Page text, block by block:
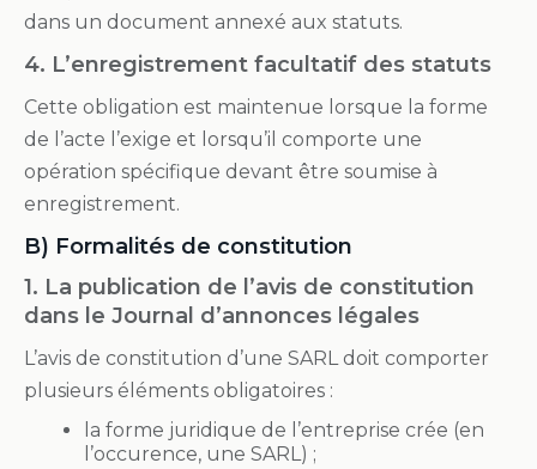
dans un document annexé aux statuts.
4. L’enregistrement facultatif des statuts
Cette obligation est maintenue lorsque la forme
de l’acte l’exige et lorsqu’il comporte une
opération spécifique devant être soumise à
enregistrement.
B) Formalités de constitution
1. La publication de l’avis de constitution
dans le Journal d’annonces légales
L’avis de constitution d’une SARL doit comporter
plusieurs éléments obligatoires :
la forme juridique de l’entreprise crée (en
l’occurence, une SARL) ;